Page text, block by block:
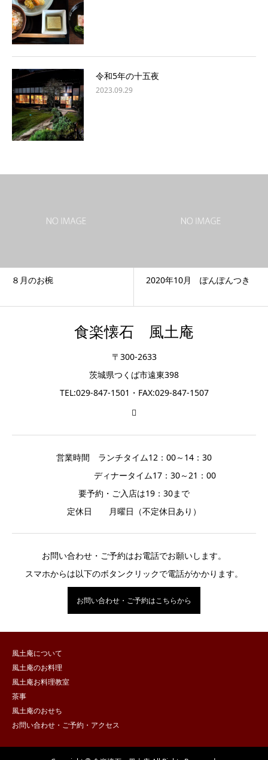
令和5年の十五夜
2023.09.29
８月のお椀 2020年10月 ぽんぽんつき
食楽懐石 風土庵
〒300-2633
茨城県つくば市遠東398
TEL:029-847-1501・FAX:029-847-1507
営業時間 ランチタイム12：00～14：30
ディナータイム17：30～21：00
要予約・ご入店は19：30まで
定休日 月曜日（不定休日あり）
お問い合わせ・ご予約はお電話でお願いします。
スマホからは以下のボタンクリックで電話がかかります。
お問い合わせ・ご予約はこちらから
風土庵について
風土庵のお料理
風土庵お料理教室
茶事
風土庵のおせち
お問い合わせ・ご予約・アクセス